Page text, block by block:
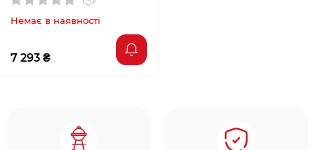
Немає в наявності
7 293 ₴